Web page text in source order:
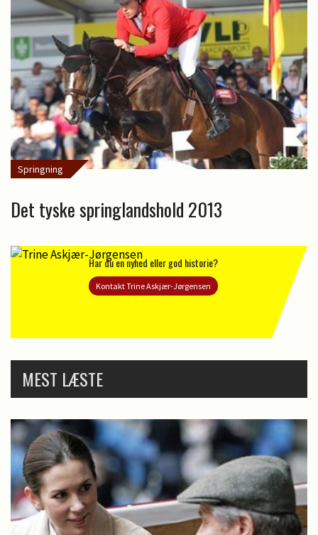
Springning
Det tyske springlandshold 2013
Har du en nyhed eller god historie?
Kontakt Trine Askjær-Jørgensen
MEST LÆSTE